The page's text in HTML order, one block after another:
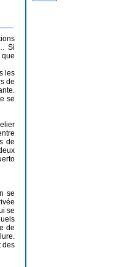
Si
les
de
se
de
se
se
de
des